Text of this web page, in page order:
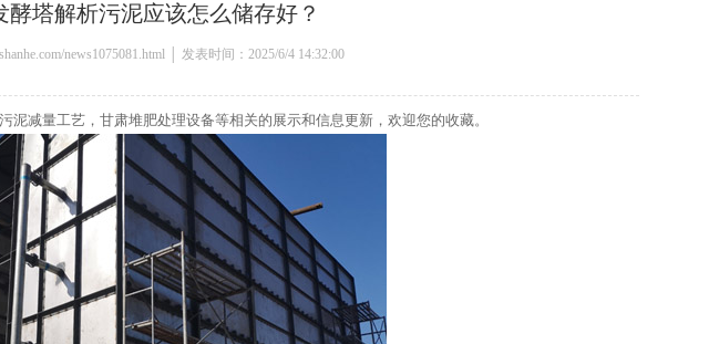
酵塔解析污泥应该怎么储存好？
news1075081.html │ 发表时间：2025/6/4 14:32:00
污泥减量工艺，甘肃堆肥处理设备等相关的展示和信息更新，欢迎您的收藏。